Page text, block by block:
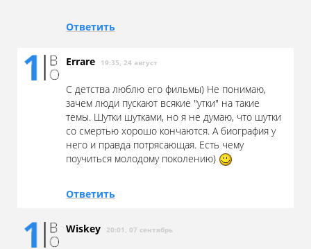
Ответить
Errare 19:35, 24 август
С детства люблю его фильмы) Не понимаю,
зачем люди пускают всякие "утки" на такие
темы. Шутки шутками, но я не думаю, что шутки
со смертью хорошо кончаются. А биография у
него и правда потрясающая. Есть чему
поучиться молодому поколению)
Ответить
Wiskey 20:01, 07 сентябрь